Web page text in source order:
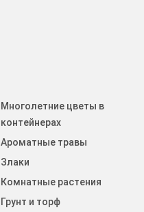
Многолетние цветы в
контейнерах
Ароматные травы
Злаки
Комнатные растения
Грунт и торф